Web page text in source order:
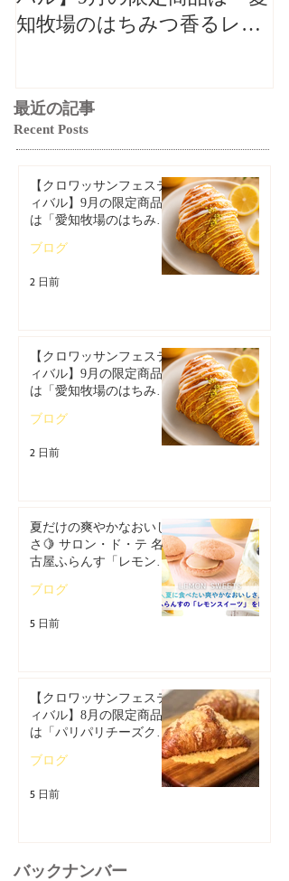
知牧場のはちみつ香るレモ
最近の記事
Recent Posts
【クロワッサンフェステ
ィバル】9月の限定商品
は「愛知牧場のはちみつ
ン」🥐🍋
ブログ
2 日前
【クロワッサンフェステ
ィバル】9月の限定商品
は「愛知牧場のはちみつ
ン」🥐
ブログ
2 日前
夏だけの爽やかなおいし
さ🍋 サロン・ド・テ 名
古屋ふらんす「レモンス
ブログ
5 日前
【クロワッサンフェステ
ィバル】8月の限定商品
は「パリパリチーズクロ
ブログ
5 日前
バックナンバー